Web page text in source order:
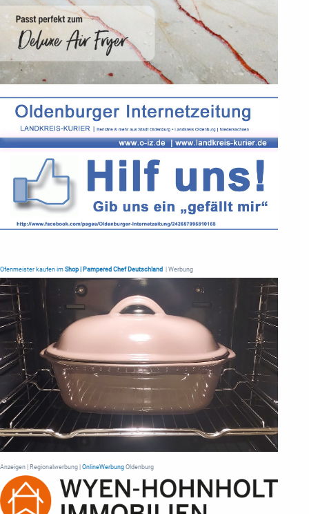
Ofenmeister kaufen im Shop | Pampered Chef Deutschland | Werbung
Anzeigen | Regionalwerbung | OnlineWerbung Oldenburg